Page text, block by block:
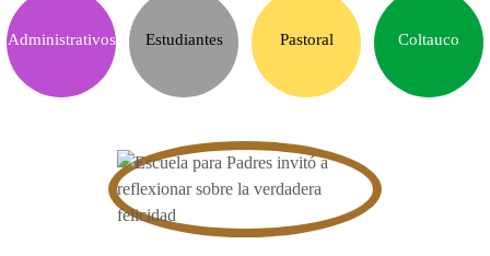
Administrativos Estudiantes Pastoral Coltauco